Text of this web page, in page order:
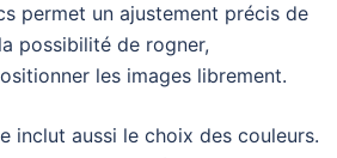
permet un ajustement précis de
possibilité de rogner,
les images librement.
inclut aussi le choix des couleurs.